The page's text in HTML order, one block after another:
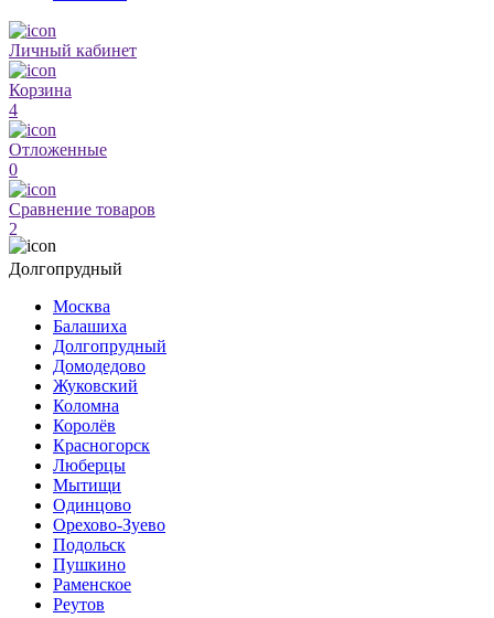
Личный кабинет
Корзина
4
Отложенные
0
Сравнение товаров
2
Долгопрудный
Москва
Балашиха
Долгопрудный
Домодедово
Жуковский
Коломна
Королёв
Красногорск
Люберцы
Мытищи
Одинцово
Орехово-Зуево
Подольск
Пушкино
Раменское
Реутов